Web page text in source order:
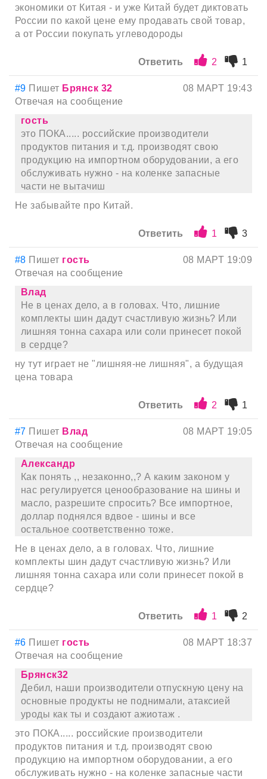
экономики от Китая - и уже Китай будет диктовать
России по какой цене ему продавать свой товар,
а от России покупать углеводороды
Ответить 2 1
#9 Пишет Брянск 32
08 МАРТ 19:43
Отвечая на сообщение
гость
это ПОКА..... российские производители
продуктов питания и т.д. производят свою
продукцию на импортном оборудовании, а его
обслуживать нужно - на коленке запасные
части не вытачиш
Не забывайте про Китай.
Ответить 1 3
#8 Пишет гость
08 МАРТ 19:09
Отвечая на сообщение
Влад
Не в ценах дело, а в головах. Что, лишние
комплекты шин дадут счастливую жизнь? Или
лишняя тонна сахара или соли принесет покой
в сердце?
ну тут играет не "лишняя-не лишняя", а будущая
цена товара
Ответить 2 1
#7 Пишет Влад
08 МАРТ 19:05
Отвечая на сообщение
Александр
Как понять ,, незаконно,,? А каким законом у
нас регулируется ценообразование на шины и
масло, разрешите спросить? Все импортное,
доллар поднялся вдвое - шины и все
остальное соответственно тоже.
Не в ценах дело, а в головах. Что, лишние
комплекты шин дадут счастливую жизнь? Или
лишняя тонна сахара или соли принесет покой в
сердце?
Ответить 1 2
#6 Пишет гость
08 МАРТ 18:37
Отвечая на сообщение
Брянск32
Дебил, наши производители отпускную цену на
основные продукты не поднимали, атаксией
уроды как ты и создают ажиотаж .
это ПОКА..... российские производители
продуктов питания и т.д. производят свою
продукцию на импортном оборудовании, а его
обслуживать нужно - на коленке запасные части